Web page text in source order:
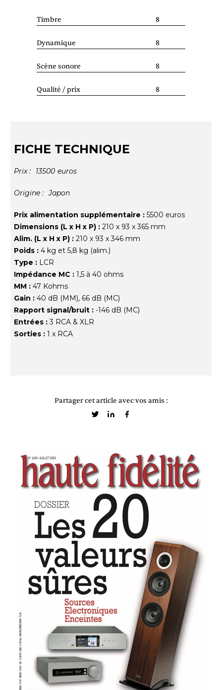
Timbre 8
Dynamique 8
Scène sonore 8
Qualité / prix 8
FICHE TECHNIQUE
Prix : 13500 euros
Origine : Japon
Prix alimentation supplémentaire : 5500 euros
Dimensions (L x H x P) : 210 x 93 x 365 mm
Alim. (L x H x P) : 210 x 93 x 346 mm
Poids : 4 kg et 5,8 kg (alim.)
Type : LCR
Impédance MC : 1,5 à 40 ohms
MM : 47 Kohms
Gain : 40 dB (MM), 66 dB (MC)
Rapport signal/bruit : -146 dB (MC)
Entrées :3 RCA & XLR
Sorties : 1 x RCA
Partager cet article avec vos amis :